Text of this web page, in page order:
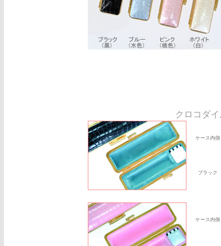
クロコダ
ケース内側
ブラック
ケース内側